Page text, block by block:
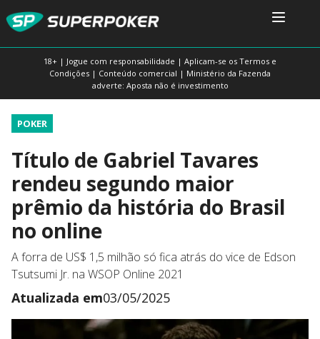
18+ | Jogue com responsabilidade | Aplicam-se os Termos e
Condições | Conteúdo comercial | Ministério da Fazenda
adverte: Aposta não é investimento
POKER
Título de Gabriel Tavares
rendeu segundo maior
prêmio da história do Brasil
no online
A forra de US$ 1,5 milhão só fica atrás do vice de Edson
Tsutsumi Jr. na WSOP Online 2021
Atualizada em03/05/2025